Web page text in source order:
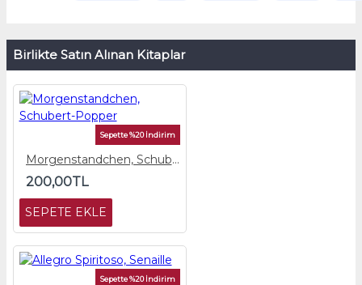
Birlikte Satın Alınan Kitaplar
Sepette %20 İndirim
Morgenstandchen, Schubert-Popper
200,00TL
SEPETE EKLE
Sepette %20 İndirim